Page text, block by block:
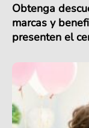
Obtenga
marcas y
presenten el